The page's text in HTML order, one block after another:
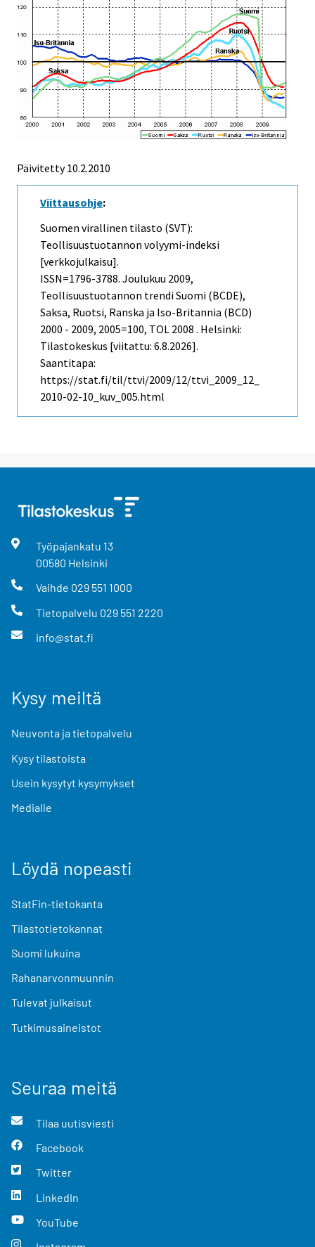
Päivitetty10.2.2010
Viittausohje:
Suomen virallinen tilasto (SVT):
Teollisuustuotannon volyymi-indeksi
[verkkojulkaisu].
ISSN=1796-3788. Joulukuu 2009,
Teollisuustuotannon trendi Suomi (BCDE),
Saksa, Ruotsi, Ranska ja Iso-Britannia (BCD)
2000 - 2009, 2005=100, TOL 2008 . Helsinki:
Tilastokeskus [viitattu: 6.8.2026].
Saantitapa:
https://stat.fi/til/ttvi/2009/12/ttvi_2009_12_
2010-02-10_kuv_005.html
Työpajankatu 13
00580 Helsinki
Vaihde 029 551 1000
Tietopalvelu 029 551 2220
info@stat.fi
Kysy meiltä
Neuvonta ja tietopalvelu
Kysy tilastoista
Usein kysytyt kysymykset
Medialle
Löydä nopeasti
StatFin-tietokanta
Tilastotietokannat
Suomi lukuina
Rahanarvonmuunnin
Tulevat julkaisut
Tutkimusaineistot
Seuraa meitä
Tilaa uutisviesti
Facebook
Twitter
LinkedIn
YouTube